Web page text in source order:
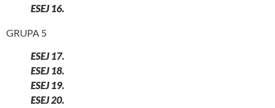
ESEJ 16.
GRUPA 5
ESEJ 17.
ESEJ 18.
ESEJ 19.
ESEJ 20.